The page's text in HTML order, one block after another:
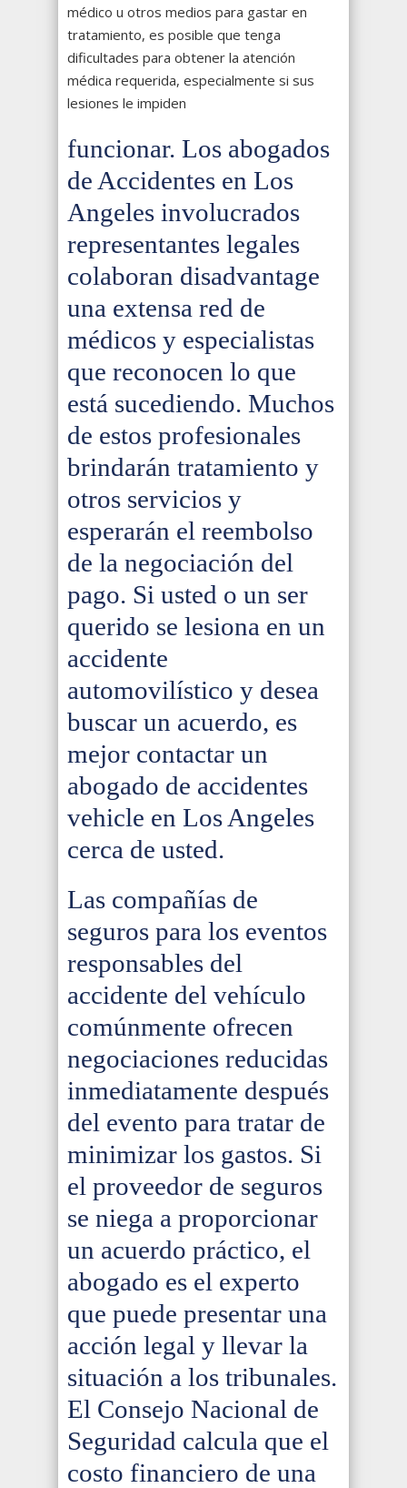
médico u otros medios para gastar en
tratamiento, es posible que tenga
dificultades para obtener la atención
médica requerida, especialmente si sus
lesiones le impiden
funcionar. Los abogados
de Accidentes en Los
Angeles involucrados
representantes legales
colaboran disadvantage
una extensa red de
médicos y especialistas
que reconocen lo que
está sucediendo. Muchos
de estos profesionales
brindarán tratamiento y
otros servicios y
esperarán el reembolso
de la negociación del
pago. Si usted o un ser
querido se lesiona en un
accidente
automovilístico y desea
buscar un acuerdo, es
mejor contactar un
abogado de accidentes
vehicle en Los Angeles
cerca de usted.
Las compañías de
seguros para los eventos
responsables del
accidente del vehículo
comúnmente ofrecen
negociaciones reducidas
inmediatamente después
del evento para tratar de
minimizar los gastos. Si
el proveedor de seguros
se niega a proporcionar
un acuerdo práctico, el
abogado es el experto
que puede presentar una
acción legal y llevar la
situación a los tribunales.
El Consejo Nacional de
Seguridad calcula que el
costo financiero de una